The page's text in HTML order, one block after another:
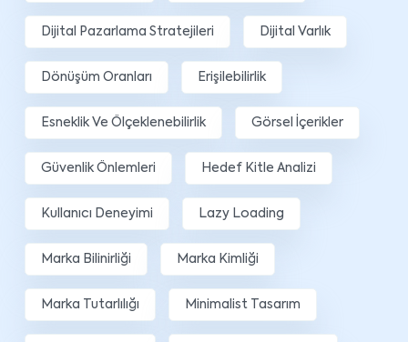
Dijital Pazarlama Stratejileri Dijital Varlık
Dönüşüm Oranları Erişilebilirlik
Esneklik Ve Ölçeklenebilirlik Görsel İçerikler
Güvenlik Önlemleri Hedef Kitle Analizi
Kullanıcı Deneyimi Lazy Loading
Marka Bilinirliği Marka Kimliği
Marka Tutarlılığı Minimalist Tasarım